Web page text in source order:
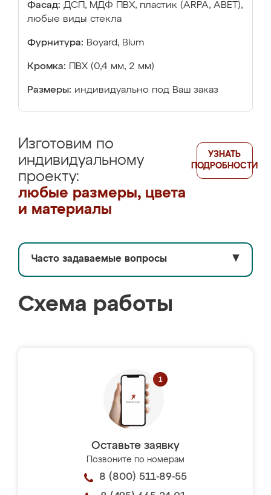
Фасад: ДСП, МДФ ПВХ, пластик (ARPA, ABET),
любые виды стекла
Фурнитура: Boyard, Blum
Кромка: ПВХ (0,4 мм, 2 мм)
Размеры: индивидуально под Ваш заказ
Изготовим по
индивидуальному
проекту:
любые размеры, цвета
и материалы
УЗНАТЬ
ПОДРОБНОСТИ
Часто задаваемые вопросы ▼
Схема работы
Оставьте заявку
Позвоните по номерам
8 (800) 511-89-55